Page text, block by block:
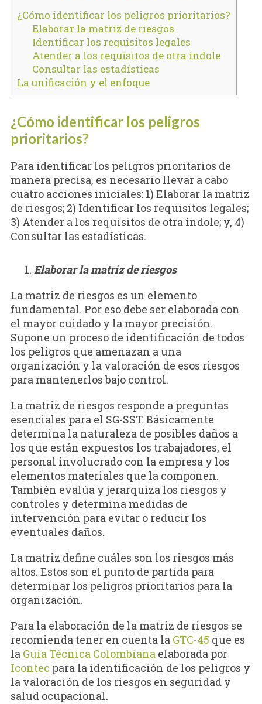
¿Cómo identificar los peligros prioritarios?
Elaborar la matriz de riesgos
Identificar los requisitos legales
Atender a los requisitos de otra índole
Consultar las estadísticas
La unificación y el enfoque
¿Cómo identificar los peligros
prioritarios?
Para identificar los peligros prioritarios de
manera precisa, es necesario llevar a cabo
cuatro acciones iniciales: 1) Elaborar la matriz
de riesgos; 2) Identificar los requisitos legales;
3) Atender a los requisitos de otra índole; y, 4)
Consultar las estadísticas.
Elaborar la matriz de riesgos
La matriz de riesgos es un elemento
fundamental. Por eso debe ser elaborada con
el mayor cuidado y la mayor precisión.
Supone un proceso de identificación de todos
los peligros que amenazan a una
organización y la valoración de esos riesgos
para mantenerlos bajo control.
La matriz de riesgos responde a preguntas
esenciales para el SG-SST. Básicamente
determina la naturaleza de posibles daños a
los que están expuestos los trabajadores, el
personal involucrado con la empresa y los
elementos materiales que la componen.
También evalúa y jerarquiza los riesgos y
controles y determina medidas de
intervención para evitar o reducir los
eventuales daños.
La matriz define cuáles son los riesgos más
altos. Estos son el punto de partida para
determinar los peligros prioritarios para la
organización.
Para la elaboración de la matriz de riesgos se
recomienda tener en cuenta la GTC-45 que es
la Guía Técnica Colombianaelaborada por
Icontec para la identificación de los peligros y
la valoración de los riesgos en seguridad y
salud ocupacional.